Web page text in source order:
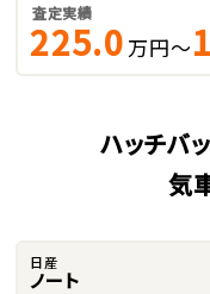
査定実績
225.0 万円～
ハッチバ
気
日産
ノート